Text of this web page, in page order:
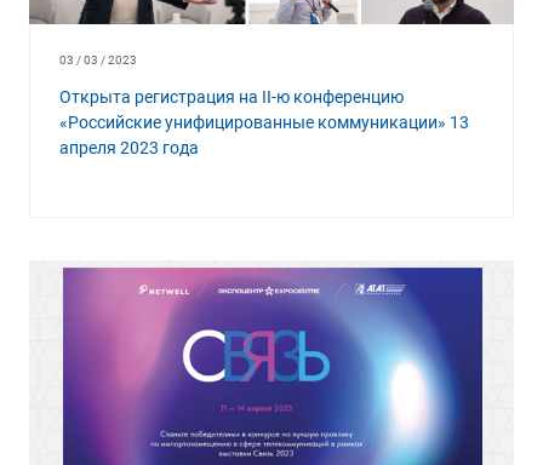
03 / 03 / 2023
Открыта регистрация на II-ю конференцию
«Российские унифицированные коммуникации» 13
апреля 2023 года